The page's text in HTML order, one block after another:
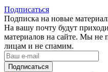
Подписаться
Подписка на новые
На вашу почту будут
материалов на сайте. Мы не
лицам и не спамим.
Подписаться